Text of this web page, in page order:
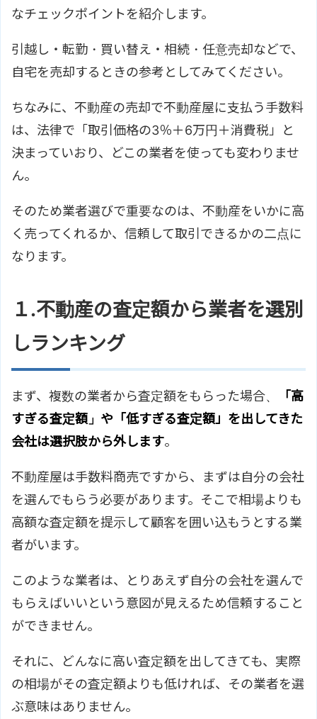
なチェックポイントを紹介します。
引越し・転勤・買い替え・相続・任意売却などで、
自宅を売却するときの参考としてみてください。
ちなみに、不動産の売却で不動産屋に支払う手数料
は、法律で「取引価格の3％＋6万円＋消費税」と
決まっていおり、どこの業者を使っても変わりませ
ん。
そのため業者選びで重要なのは、不動産をいかに高
く売ってくれるか、信頼して取引できるかの二点に
なります。
１.不動産の査定額から業者を選別
しランキング
まず、複数の業者から査定額をもらった場合、
「高
すぎる査定額」や「低すぎる査定額」を出してきた
会社は選択肢から外します。
不動産屋は手数料商売ですから、まずは自分の会社
を選んでもらう必要があります。そこで相場よりも
高額な査定額を提示して顧客を囲い込もうとする業
者がいます。
このような業者は、とりあえず自分の会社を選んで
もらえばいいという意図が見えるため信頼すること
ができません。
それに、どんなに高い査定額を出してきても、実際
の相場がその査定額よりも低ければ、その業者を選
ぶ意味はありません。